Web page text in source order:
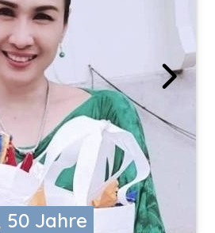
50 Jahre